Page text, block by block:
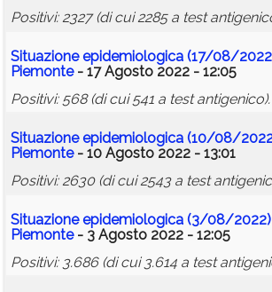
Positivi: 2327 (di cui 2285 a test
Situazione epidemiologica (17/08/
Piemonte- 17 Agosto 2022 - 12:05
Positivi: 568 (di cui 541 a test antigenico).
Situazione epidemiologica (10/08/
Piemonte- 10 Agosto 2022 - 13:01
Positivi: 2630 (di cui 2543 a test
Situazione epidemiologica (3/08/
Piemonte- 3 Agosto 2022 - 12:05
Positivi: 3.686 (di cui 3.614 a test